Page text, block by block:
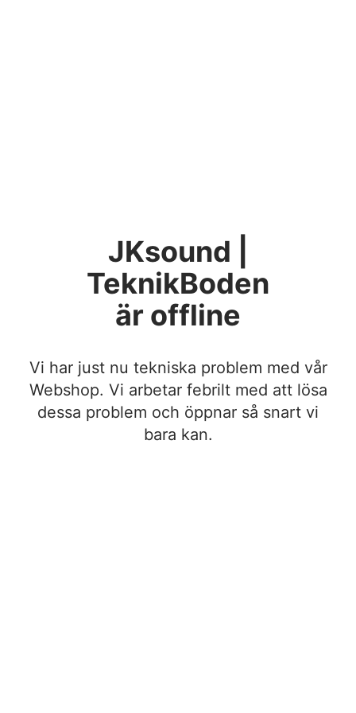
JKsound |
TeknikBoden
är offline
Vi har just nu tekniska problem med vår
Webshop. Vi arbetar febrilt med att lösa
dessa problem och öppnar så snart vi
bara kan.